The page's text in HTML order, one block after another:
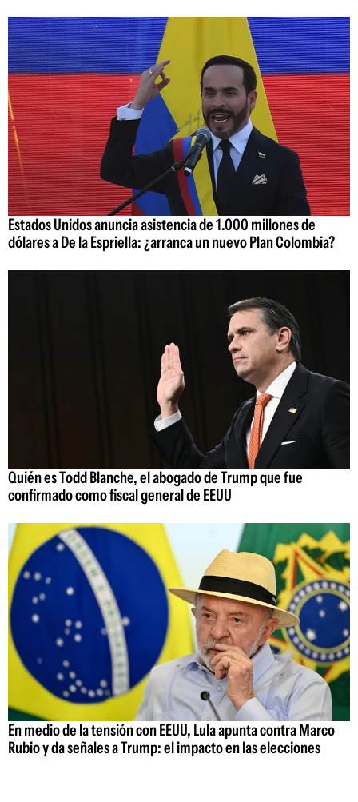
Estados Unidos anuncia asistencia de 1.000 millones de
dólares a De la Espriella: ¿arranca un nuevo Plan Colombia?
Quién es Todd Blanche, el abogado de Trump que fue
confirmado como fiscal general de EEUU
En medio de la tensión con EEUU, Lula apunta contra Marco
Rubio y da señales a Trump: el impacto en las elecciones